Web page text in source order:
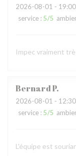
2026-08-01 -
service : 5/5
Impec vraiment
BernardP
2026-08-01 -
service : 5/5
L'équipe est